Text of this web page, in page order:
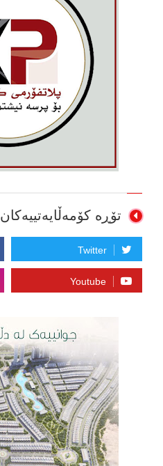
تۆڕە کۆمەڵایەتییەکان